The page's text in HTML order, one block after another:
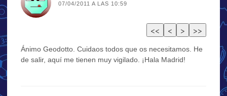
07/04/2011 A LAS 10:59
Ánimo Geodotto. Cuidaos todos que os necesitamos. He
de salir, aquí me tienen muy vigilado. ¡Hala Madrid!